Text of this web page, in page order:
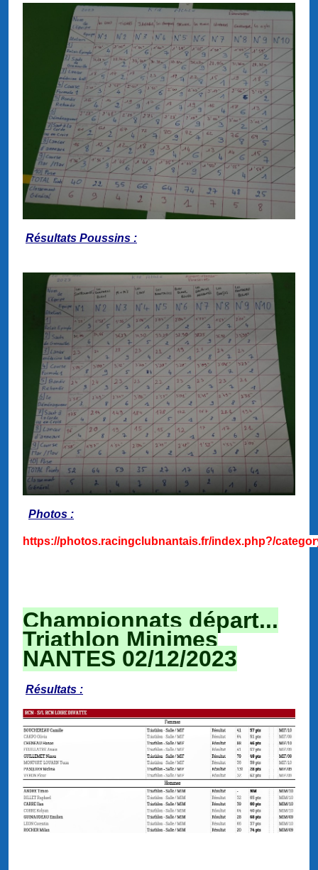
Résultats Poussins :
Photos :
https://photos.racingclubnantais.fr/index.php?/
Championnats départ...
Triathlon Minimes
NANTES 02/12/2023
Résultats :